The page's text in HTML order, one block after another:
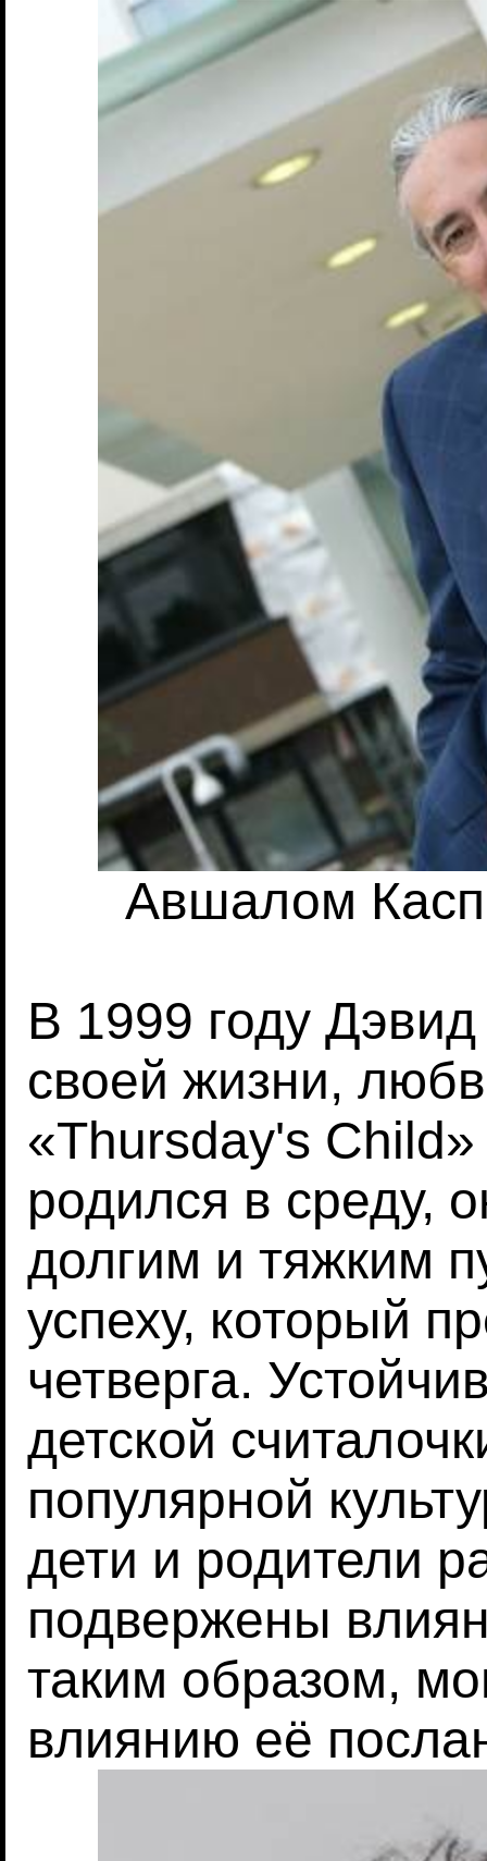
Авшалом
В 1999 году
своей жизни,
«Thursday's
родился в среду,
долгим и тяжким
успеху, который
четверга.
детской
популярной
дети и родители
подвержены
таким образом,
влиянию её